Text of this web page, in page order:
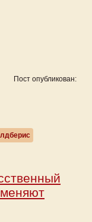
Пост опубликован:
меняют